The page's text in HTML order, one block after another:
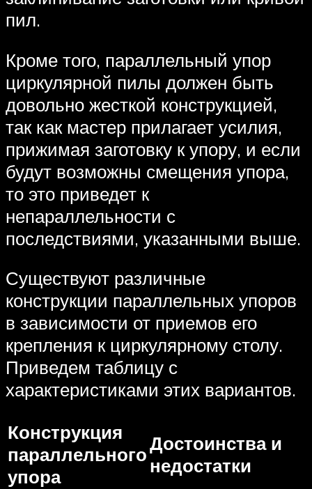
пил.
Кроме того, параллельный упор
циркулярной пилы должен быть
довольно жесткой конструкцией,
так как мастер прилагает усилия,
прижимая заготовку к упору, и если
будут возможны смещения упора,
то это приведет к
непараллельности с
последствиями, указанными выше.
Существуют различные
конструкции параллельных упоров
в зависимости от приемов его
крепления к циркулярному столу.
Приведем таблицу с
характеристиками этих вариантов.
Конструкция
параллельного
упора
Достоинства и
недостатки